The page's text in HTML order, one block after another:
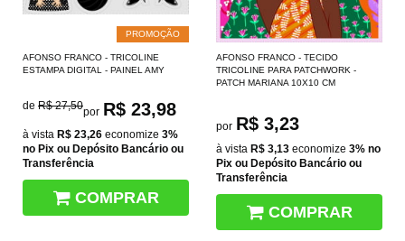
PROMOÇÃO
AFONSO FRANCO - TRICOLINE
ESTAMPA DIGITAL - PAINEL AMY
de R$ 27,50por R$ 23,98
à vista R$ 23,26 economize 3%
no Pix ou Depósito Bancário ou
Transferência
COMPRAR
AFONSO FRANCO - TECIDO
TRICOLINE PARA PATCHWORK -
PATCH MARIANA 10X10 CM
por R$ 3,23
à vista R$ 3,13 economize 3% no
Pix ou Depósito Bancário ou
Transferência
COMPRAR